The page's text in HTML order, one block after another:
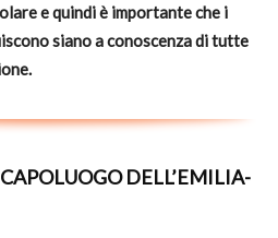
e quindi è importante che i
siano a conoscenza di tutte
DELL’EMILIA-